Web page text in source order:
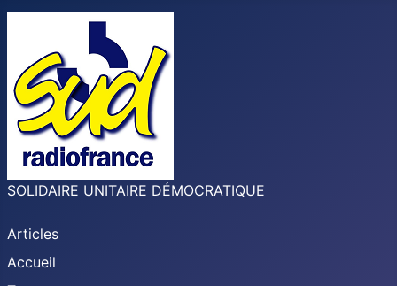
SOLIDAIRE UNITAIRE DÉMOCRATIQUE
Articles
Accueil